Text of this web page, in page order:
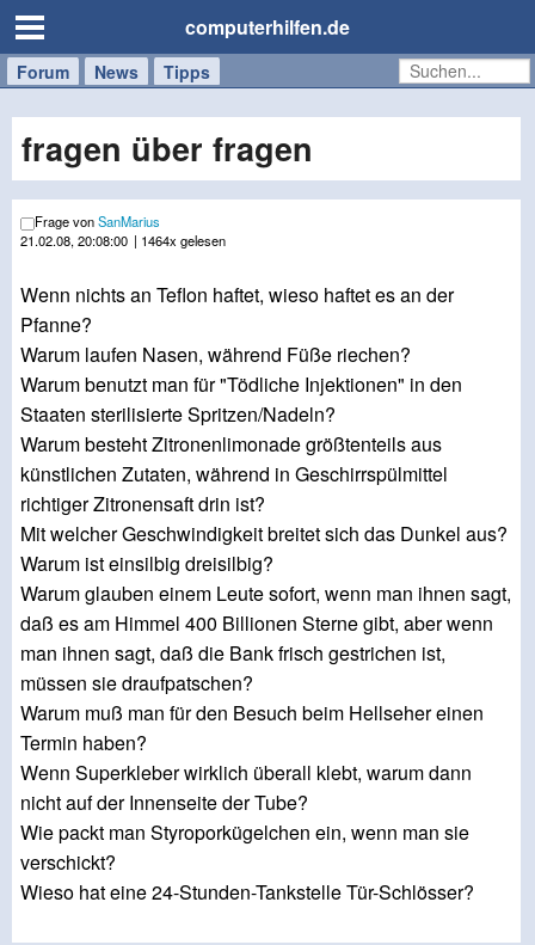
computerhilfen.de
Forum News Tipps
Handy
Tablet
Windows
Mac
fragen über fragen
Frage vonSanMarius
21.02.08, 20:08:00 | 1464x gelesen
Wenn nichts an Teflon haftet, wieso haftet es an der
Pfanne?
Warum laufen Nasen, während Füße riechen?
Warum benutzt man für "Tödliche Injektionen" in den
Staaten sterilisierte Spritzen/Nadeln?
Warum besteht Zitronenlimonade größtenteils aus
künstlichen Zutaten, während in Geschirrspülmittel
richtiger Zitronensaft drin ist?
Mit welcher Geschwindigkeit breitet sich das Dunkel aus?
Warum ist einsilbig dreisilbig?
Warum glauben einem Leute sofort, wenn man ihnen sagt,
daß es am Himmel 400 Billionen Sterne gibt, aber wenn
man ihnen sagt, daß die Bank frisch gestrichen ist,
müssen sie draufpatschen?
Warum muß man für den Besuch beim Hellseher einen
Termin haben?
Wenn Superkleber wirklich überall klebt, warum dann
nicht auf der Innenseite der Tube?
Wie packt man Styroporkügelchen ein, wenn man sie
verschickt?
Wieso hat eine 24-Stunden-Tankstelle Tür-Schlösser?